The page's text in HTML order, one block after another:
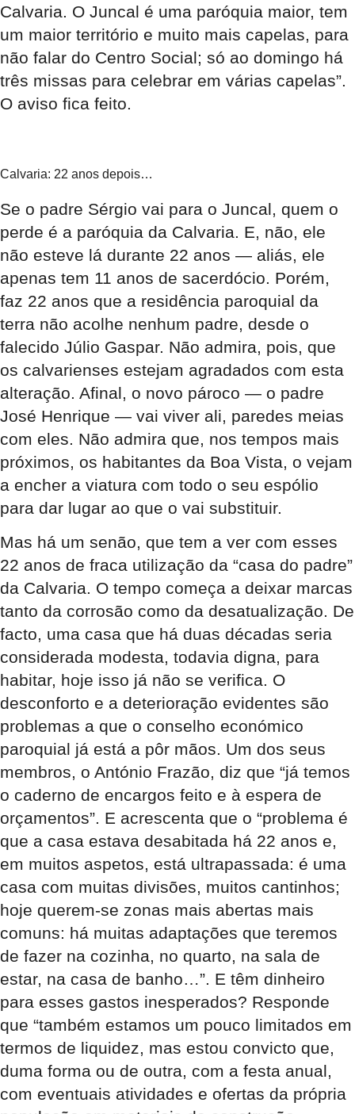
Calvaria. O Juncal é uma paróquia maior, tem
um maior território e muito mais capelas, para
não falar do Centro Social; só ao domingo há
três missas para celebrar em várias capelas”.
O aviso fica feito.
Calvaria: 22 anos depois…
Se o padre Sérgio vai para o Juncal, quem o
perde é a paróquia da Calvaria. E, não, ele
não esteve lá durante 22 anos — aliás, ele
apenas tem 11 anos de sacerdócio. Porém,
faz 22 anos que a residência paroquial da
terra não acolhe nenhum padre, desde o
falecido Júlio Gaspar. Não admira, pois, que
os calvarienses estejam agradados com esta
alteração. Afinal, o novo pároco — o padre
José Henrique — vai viver ali, paredes meias
com eles. Não admira que, nos tempos mais
próximos, os habitantes da Boa Vista, o vejam
a encher a viatura com todo o seu espólio
para dar lugar ao que o vai substituir.
Mas há um senão, que tem a ver com esses
22 anos de fraca utilização da “casa do padre”
da Calvaria. O tempo começa a deixar marcas
tanto da corrosão como da desatualização. De
facto, uma casa que há duas décadas seria
considerada modesta, todavia digna, para
habitar, hoje isso já não se verifica. O
desconforto e a deterioração evidentes são
problemas a que o conselho económico
paroquial já está a pôr mãos. Um dos seus
membros, o António Frazão, diz que “já temos
o caderno de encargos feito e à espera de
orçamentos”. E acrescenta que o “problema é
que a casa estava desabitada há 22 anos e,
em muitos aspetos, está ultrapassada: é uma
casa com muitas divisões, muitos cantinhos;
hoje querem-se zonas mais abertas mais
comuns: há muitas adaptações que teremos
de fazer na cozinha, no quarto, na sala de
estar, na casa de banho…”. E têm dinheiro
para esses gastos inesperados? Responde
que “também estamos um pouco limitados em
termos de liquidez, mas estou convicto que,
duma forma ou de outra, com a festa anual,
com eventuais atividades e ofertas da própria